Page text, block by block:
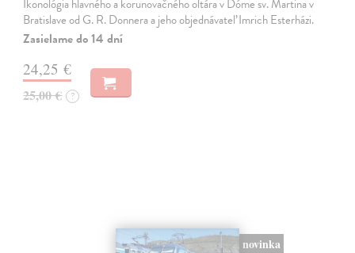
Ikonológia hlavného a korunovačného oltára v Dóme sv. Martina v
Bratislave od G. R. Donnera a jeho objednávateľ Imrich Esterházi.
Zasielame do 14 dní
24,25 €
25,00 € ?
novinka